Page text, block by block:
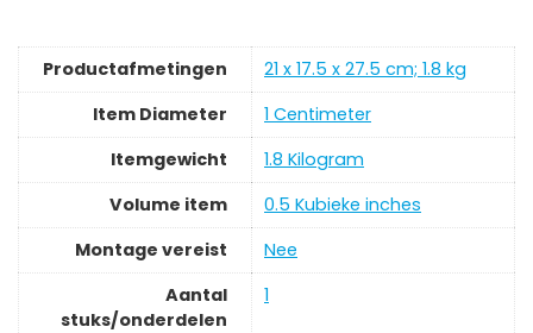
Productafmetingen
‎21 x 17.5 x 27.5 cm; 1.8 kg
Item Diameter
‎1 Centimeter
Itemgewicht
‎1.8 Kilogram
Volume item
‎0.5 Kubieke inches
Montage vereist
‎Nee
Aantal
stuks/onderdelen
‎1